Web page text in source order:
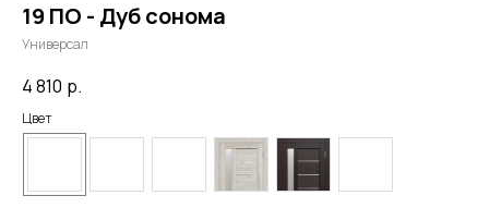
19 ПО - Дуб сонома
Универсал
4 810 р.
Цвет